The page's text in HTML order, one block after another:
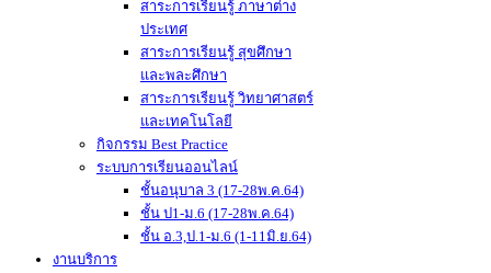
สาระการเรียนรู้ ภาษาต่าง
ประเทศ
สาระการเรียนรู้ สุขศึกษา
และพละศึกษา
สาระการเรียนรู้ วิทยาศาสตร์
และเทคโนโลยี
กิจกรรม Best Practice
ระบบการเรียนออนไลน์
ชั้นอนุบาล 3 (17-28พ.ค.64)
ชั้น ป1-ม.6 (17-28พ.ค.64)
ชั้น อ.3,ป.1-ม.6 (1-11มิ.ย.64)
งานบริการ